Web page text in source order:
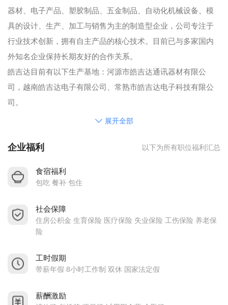
器材、电子产品、塑胶制品、五金制品、自动化机械设备、模
具的设计、生产、加工与销售为主的制造型企业，公司专注于
行业技术创新，拥有自主产品的核心技术。目前已与多家国内
外知名企业保持长期友好的合作关系。
皓吉达目前有以下生产基地：河源市皓吉达通讯器材有限公
司，越南皓吉达电子有限公司、常熟市皓吉达电子科技有限公
司。
招聘电话：0762-3608929 何小姐、赵小姐、崔小姐
展开全部
企业福利 以下为所有职位福利汇总
食宿福利
包吃 餐补 包住
社会保障
住房公积金 生育保险 医疗保险 失业保险 工伤保险 养老保
险
工时假期
带薪年假 8小时工作制 双休 国家法定假
薪酬激励